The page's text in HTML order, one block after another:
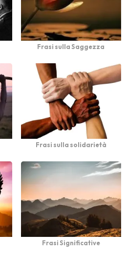
Frasi sulla Saggezza
Frasi sulla solidarietà
Frasi Significative